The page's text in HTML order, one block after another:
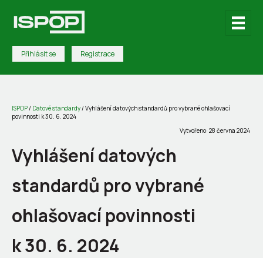
Přihlásit se Registrace
ISPOP/ Datové standardy/Vyhlášení datových standardů pro vybrané ohlašovací
povinnosti k 30. 6. 2024
Vytvořeno: 28 června 2024
Vyhlášení datových
standardů pro vybrané
ohlašovací povinnosti
k 30. 6. 2024